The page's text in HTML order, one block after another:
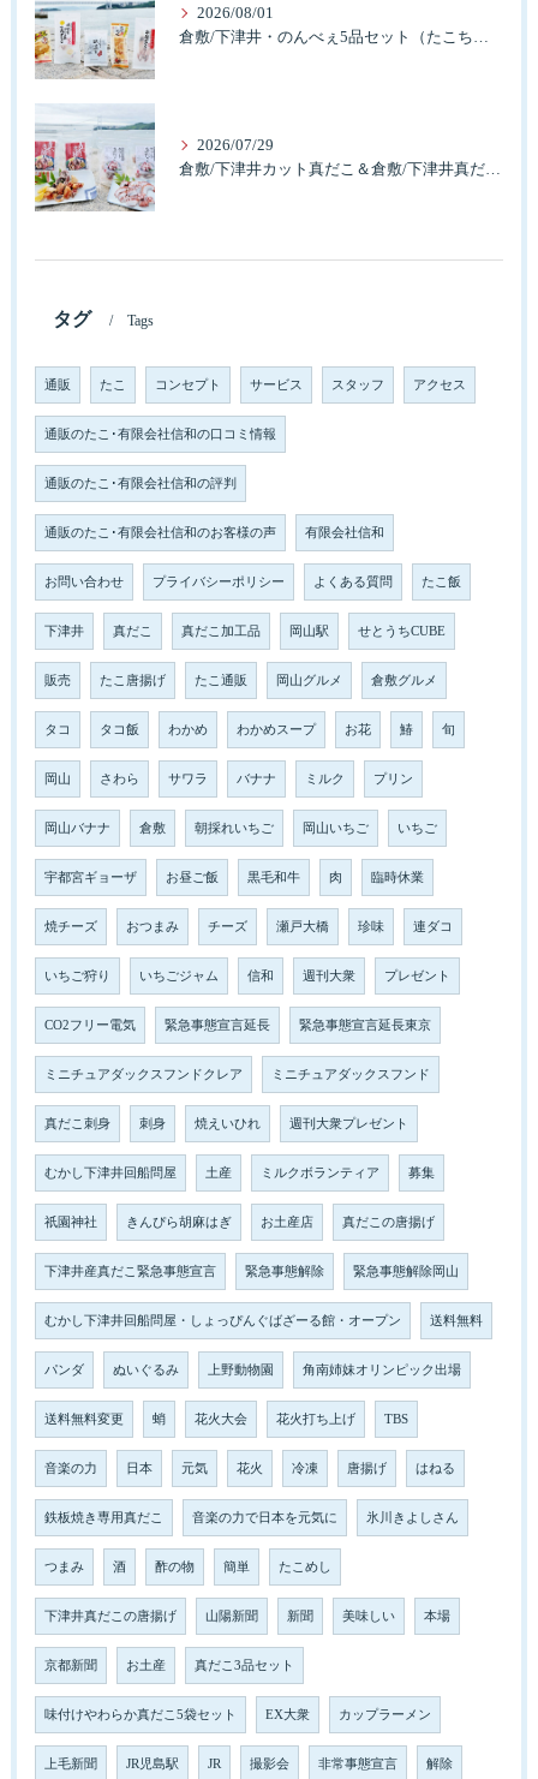
2026/08/01
倉敷/下津井・のんべぇ5品セット（たこちく、たこ玉、味付のり、串酢だこ、味付けけやわらか真だこチーズ）3歳のお子様も大好きなんですよ。
2026/07/29
倉敷/下津井カット真だこ＆倉敷/下津井真だこ唐揚げ・セット人気です。
タグ Tags
通販 たこ コンセプト サービス スタッフ アクセス
通販のたこ･有限会社信和の口コミ情報
通販のたこ･有限会社信和の評判
通販のたこ･有限会社信和のお客様の声 有限会社信和
お問い合わせ プライバシーポリシー よくある質問 たこ飯
下津井 真だこ 真だこ加工品 岡山駅 せとうちCUBE
販売 たこ唐揚げ たこ通販 岡山グルメ 倉敷グルメ
タコ タコ飯 わかめ わかめスープ お花 鰆 旬
岡山 さわら サワラ バナナ ミルク プリン
岡山バナナ 倉敷 朝採れいちご 岡山いちご いちご
宇都宮ギョーザ お昼ご飯 黒毛和牛 肉 臨時休業
焼チーズ おつまみ チーズ 瀬戸大橋 珍味 連ダコ
いちご狩り いちごジャム 信和 週刊大衆 プレゼント
CO2フリー電気 緊急事態宣言延長 緊急事態宣言延長東京
ミニチュアダックスフンドクレア ミニチュアダックスフンド
真だこ刺身 刺身 焼えいひれ 週刊大衆プレゼント
むかし下津井回船問屋 土産 ミルクボランティア 募集
祇園神社 きんぴら胡麻はぎ お土産店 真だこの唐揚げ
下津井産真だこ緊急事態宣言 緊急事態解除 緊急事態解除岡山
むかし下津井回船問屋・しょっぴんぐばざーる館・オープン 送料無料
パンダ ぬいぐるみ 上野動物園 角南姉妹オリンピック出場
送料無料変更 蛸 花火大会 花火打ち上げ TBS
音楽の力 日本 元気 花火 冷凍 唐揚げ はねる
鉄板焼き専用真だこ 音楽の力で日本を元気に 氷川きよしさん
つまみ 酒 酢の物 簡単 たこめし
下津井真だこの唐揚げ 山陽新聞 新聞 美味しい 本場
京都新聞 お土産 真だこ3品セット
味付けやわらか真だこ5袋セット EX大衆 カップラーメン
上毛新聞 JR児島駅 JR 撮影会 非常事態宣言 解除